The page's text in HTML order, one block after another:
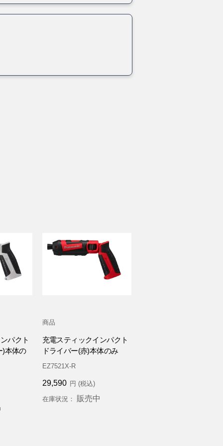
パクト
)本体の
商品
充電スティックインパクト
ドライバー(赤)本体のみ
EZ7521X-R
29,590 円 (税込)
在庫状況： 販売中